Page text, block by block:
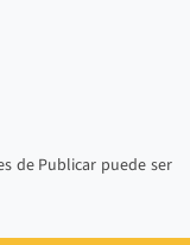
de Publicar puede ser